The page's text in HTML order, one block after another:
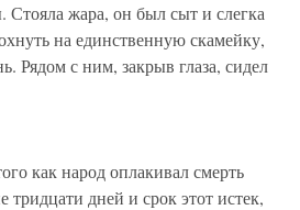
жара, он был сыт и слегка
на единственную скамейку,
Рядом с ним, закрыв глаза, сидел
как народ оплакивал смерть
дней и срок этот истек,